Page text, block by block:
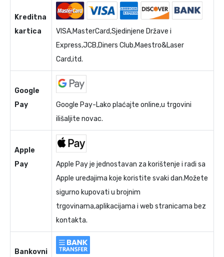
Kreditna
kartica
VISA,MasterCard,Sjedinjene Države i
Express,JCB,Diners Club,Maestro&Laser
Card,itd.
Google
Pay
Google Pay-Lako plaćajte online,u trgovini
ilišaljite novac.
Apple
Pay
Apple Pay je jednostavan za korištenje i radi sa
Apple uređajima koje koristite svaki dan.Možete
sigurno kupovati u brojnim
trgovinama,aplikacijama i web stranicama bez
kontakta.
Bankovni